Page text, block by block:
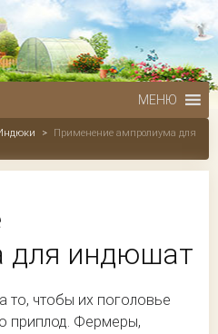
МЕНЮ
>
Применение ампролиума для
для индюшат
то, чтобы их поголовье
приплод. Фермеры,